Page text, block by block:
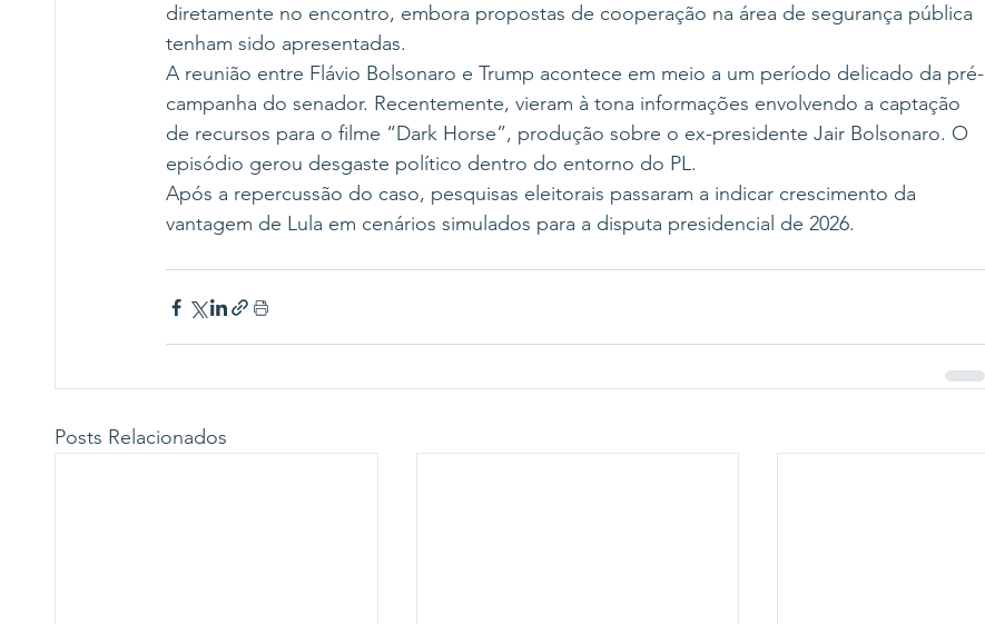
diretamente no encontro, embora propostas de cooperação na área de segurança pública
tenham sido apresentadas.
A reunião entre Flávio Bolsonaro e Trump acontece em meio a um período delicado da pré-
campanha do senador. Recentemente, vieram à tona informações envolvendo a captação
de recursos para o filme “Dark Horse”, produção sobre o ex-presidente Jair Bolsonaro. O
episódio gerou desgaste político dentro do entorno do PL.
Após a repercussão do caso, pesquisas eleitorais passaram a indicar crescimento da
vantagem de Lula em cenários simulados para a disputa presidencial de 2026.
Posts Relacionados